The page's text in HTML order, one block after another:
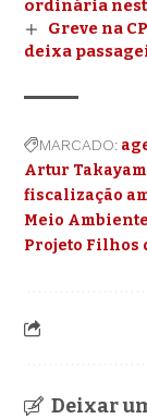
ordinária
Greve na
deixa
MARCADO:
Artur
fiscalização
Meio Ambiente
Projeto Filhos
Deixar